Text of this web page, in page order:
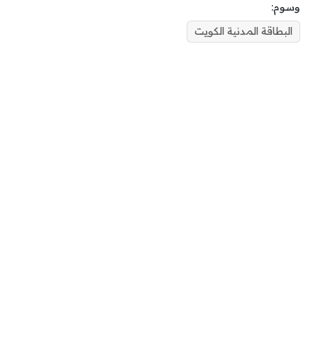
وسوم:
البطاقة المدنية الكويت